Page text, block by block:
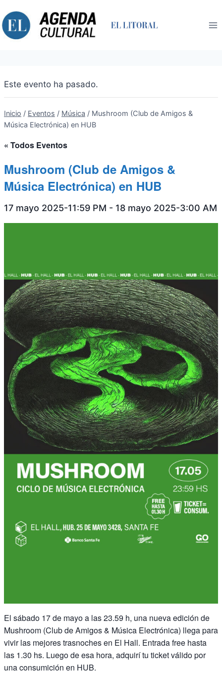
al
contenido
Este evento ha pasado.
Inicio / Eventos / Música / Mushroom (Club de Amigos &
Música Electrónica) en HUB
« Todos Eventos
Mushroom (Club de Amigos &
Música Electrónica) en HUB
17 mayo 2025-11:59 PM - 18 mayo 2025-3:00 AM
El sábado 17 de mayo a las 23.59 h, una nueva edición de
Mushroom (Club de Amigos & Música Electrónica) llega para
vivir las mejores trasnoches en El Hall. Entrada free hasta
las 1.30 hs. Luego de esa hora, adquirí tu ticket válido por
una consumición en HUB.